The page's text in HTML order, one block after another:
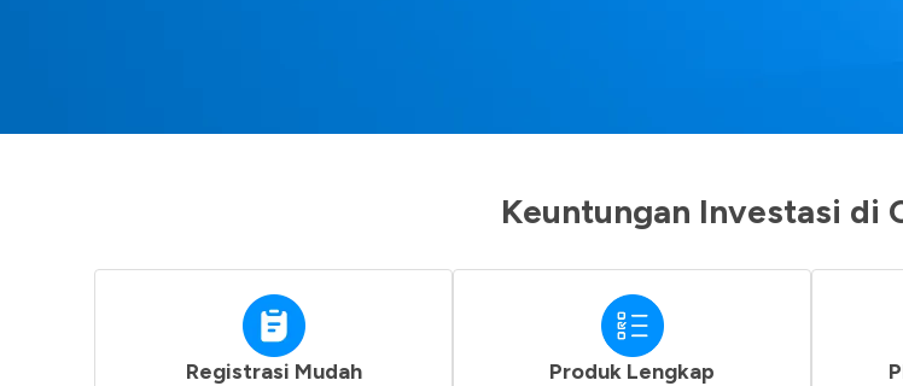
Keuntungan Investasi di
Registrasi Mudah Produk Lengkap